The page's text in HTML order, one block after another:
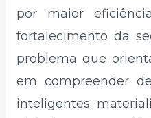
por maior
fortalecimento da
problema que
em compreender
inteligentes